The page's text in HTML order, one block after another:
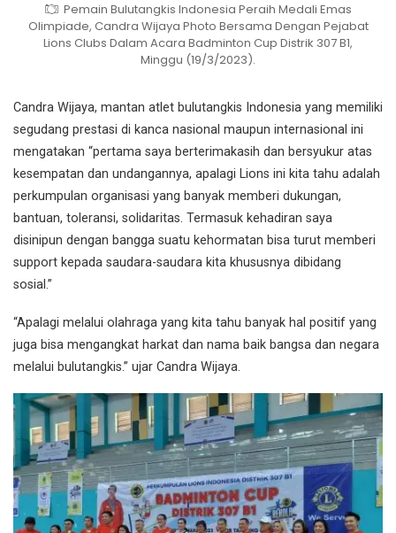
Pemain Bulutangkis Indonesia Peraih Medali Emas
Olimpiade, Candra Wijaya Photo Bersama Dengan Pejabat
Lions Clubs Dalam Acara Badminton Cup Distrik 307 B1,
Minggu (19/3/2023).
Candra Wijaya, mantan atlet bulutangkis Indonesia yang memiliki
segudang prestasi di kanca nasional maupun internasional ini
mengatakan “pertama saya berterimakasih dan bersyukur atas
kesempatan dan undangannya, apalagi Lions ini kita tahu adalah
perkumpulan organisasi yang banyak memberi dukungan,
bantuan, toleransi, solidaritas. Termasuk kehadiran saya
disinipun dengan bangga suatu kehormatan bisa turut memberi
support kepada saudara-saudara kita khususnya dibidang
sosial.”
“Apalagi melalui olahraga yang kita tahu banyak hal positif yang
juga bisa mengangkat harkat dan nama baik bangsa dan negara
melalui bulutangkis.” ujar Candra Wijaya.